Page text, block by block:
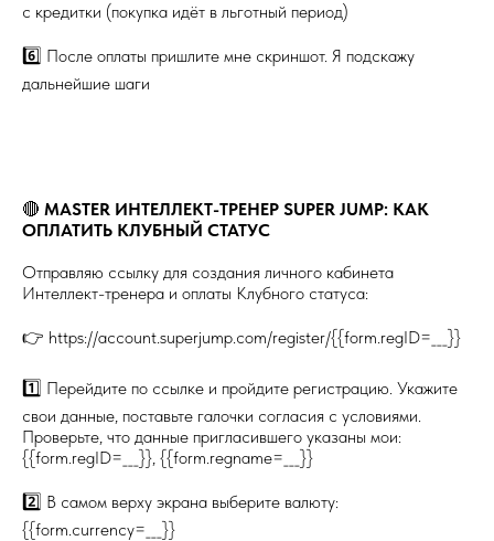
с кредитки (покупка идёт в льготный период)
6️⃣ После оплаты пришлите мне скриншот. Я подскажу
дальнейшие шаги
🔴 MASTER ИНТЕЛЛЕКТ-ТРЕНЕР SUPER JUMP: КАК
ОПЛАТИТЬ КЛУБНЫЙ СТАТУС
Отправляю ссылку для создания личного кабинета
Интеллект-тренера и оплаты Клубного статуса:
👉 https://account.superjump.com/register/{{form.regID=___}}
1️⃣ Перейдите по ссылке и пройдите регистрацию. Укажите
свои данные, поставьте галочки согласия с условиями.
Проверьте, что данные пригласившего указаны мои:
{{form.regID=___}}, {{form.regname=___}}
2️⃣ В самом верху экрана выберите валюту:
{{form.currency=___}}